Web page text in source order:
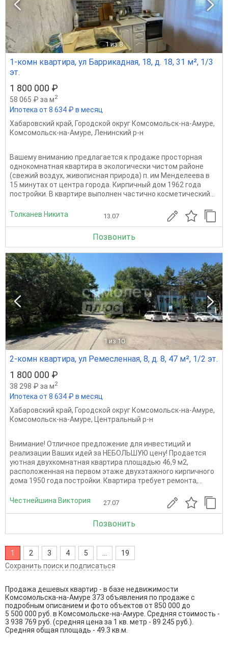
1 из 8
1-комн квартира, ул Баррикадная, 18, д. 18, 31 м², 1/3
эт.
1 800 000 ₽
58 065 ₽ за м2
Ипотека от 8 634 ₽ в месяц
Хабаровский край, Городской округ Комсомольск-на-Амуре,
Комсомольск-на-Амуре, Ленинский р-н
Вашему вниманию предлагается к продаже просторная
однокомнатная квартира в экологически чистом районе
(свежий воздух, живописная природа) п. им Менделеева в
15 минутах от центра города. Кирпичный дом 1962 года
постройки. В квартире выполнен частично косметический...
Толканев Никита 13.07
Позвонить
1 из 10
2-комн квартира, ул Ремесленная, 8, д. 8, 47 м², 1/2 эт.
1 800 000 ₽
38 298 ₽ за м2
Ипотека от 8 634 ₽ в месяц
Хабаровский край, Городской округ Комсомольск-на-Амуре,
Комсомольск-на-Амуре, Центральный р-н
Внимание! Отличное предложение для инвестиций и
реализации Ваших идей за НЕБОЛЬШУЮ цену! Продается
уютная двухкомнатная квартира площадью 46,9 м2,
расположенная на первом этаже двухэтажного кирпичного
дома 1950 года постройки. Квартира требует ремонта,...
Честнейшина Виктория 27.07
Позвонить
1 2 3 4 5
19
Сохранить поиск и подписаться
Продажа дешевых квартир - в базе недвижимости
Комсомольска-на-Амуре 373 объявления по продаже с
подробным описанием и фото объектов от 850 000 до
5 500 000 руб. в Комсомольске-на-Амуре. Средняя стоимость -
3 938 769 руб. (средняя цена за 1 кв. метр - 89 245 руб.).
Средняя общая площадь - 49.3 кв.м.